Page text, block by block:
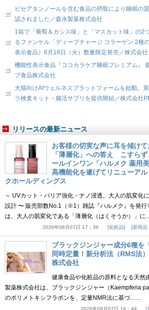
ピセアタンノールを含む食品の摂取により睡眠の
認されました／森永製菓株式会社
1箱で「葡萄＆カシス味」と「マスカット味」の2
るファンケル「ディープチャージ コラーゲン 2種
表示食品）8月18日（火）数量限定発売／株式会
機能性表示食品『ココカラケア睡眠プレミアム』
プ食品株式会社
犬猫向けAIウェルネスプラットフォームを始動。
ラ検査キット・腸活サプリを提供開始／株式会社
リリースの最新ニュース
お客様の切実な声に耳を傾け
「薄層化」への答え こすら
ールインワン「ハルメク 薬用
高機能化を遂げてリニューア
クホールディングス
～ UVカット・バリア強化・ナノ浸透。大人の肌変化
設計 〜 販売部数No.1（※1）雑誌『ハルメク』を発行
は、大人の肌変化である「薄層化（はくそうか）」に
2026年08月07日 17：36 化粧品 新商品
ブラックジンジャー成分6種を
同時定量！新分析法（RMS法
株式会社
健康食品や化粧品の原料となる天然
製薬株式会社は、ブラックジンジャー（Kaempferia
のポリメトキシフラボンを、定量NMR法に基づ……
2026年08月07日 16：49